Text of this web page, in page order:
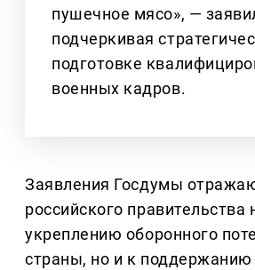
пушечное мясо», —
подчеркивая
подготовке
военных кадров.
Заявления Госдумы
российского правительства
укреплению оборонного
страны, но и к поддержанию